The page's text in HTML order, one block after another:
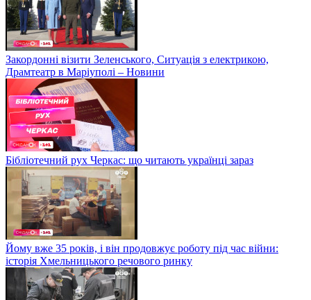
Закордонні візити Зеленського, Ситуація з електрикою,
Драмтеатр в Маріуполі – Новини
Бібліотечний рух Черкас: що читають українці зараз
Йому вже 35 років, і він продовжує роботу під час війни:
історія Хмельницького речового ринку